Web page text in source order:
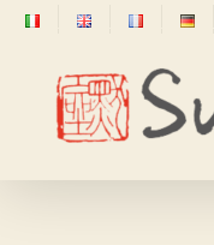
Skip
content